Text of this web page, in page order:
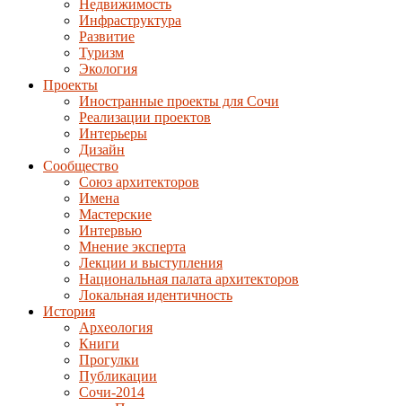
Недвижимость
Инфраструктура
Развитие
Туризм
Экология
Проекты
Иностранные проекты для Сочи
Реализации проектов
Интерьеры
Дизайн
Сообщество
Союз архитекторов
Имена
Мастерские
Интервью
Мнение эксперта
Лекции и выступления
Национальная палата архитекторов
Локальная идентичность
История
Археология
Книги
Прогулки
Публикации
Сочи-2014